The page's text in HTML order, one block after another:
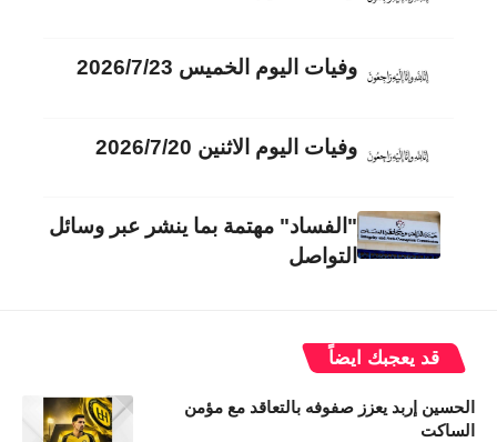
وفيات اليوم الخميس 2026/7/23
وفيات اليوم الاثنين 2026/7/20
"الفساد" مهتمة بما ينشر عبر وسائل
التواصل
قد يعجبك ايضاً
الحسين إربد يعزز صفوفه بالتعاقد مع مؤمن
الساكت